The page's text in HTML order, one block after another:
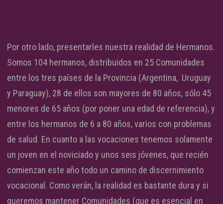
Por otro lado, presentarles nuestra realidad de Hermanos.
Somos 104 hermanos, distribuidos en 25 Comunidades
entre los tres países de la Provincia (Argentina, Uruguay
y Paraguay), 28 de ellos son mayores de 80 años, sólo 45
menores de 65 años (por poner una edad de referencia), y
entre los hermanos de 6 a 80 años, varios con problemas
de salud. En cuanto a las vocaciones tenemos solamente
un joven en el noviciado y unos seis jóvenes, que recién
comienzan este año todo un camino de discernimiento
vocacional. Como verán, la realidad es bastante dura y si
queremos mantener Comunidades (que es esencial en